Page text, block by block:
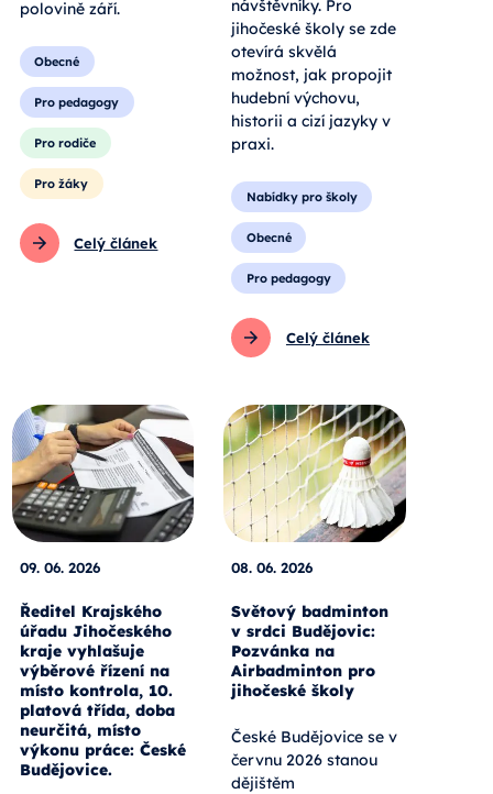
polovině září.
Obecné
Pro pedagogy
Pro rodiče
Pro žáky
Celý článek
návštěvníky. Pro
jihočeské školy se zde
otevírá skvělá
možnost, jak propojit
hudební výchovu,
historii a cizí jazyky v
praxi.
Nabídky pro školy
Obecné
Pro pedagogy
Celý článek
09. 06. 2026
Ředitel Krajského
úřadu Jihočeského
kraje vyhlašuje
výběrové řízení na
místo kontrola, 10.
platová třída, doba
neurčitá, místo
výkonu práce: České
Budějovice.
08. 06. 2026
Světový badminton
v srdci Budějovic:
Pozvánka na
Airbadminton pro
jihočeské školy
České Budějovice se v
červnu 2026 stanou
dějištěm